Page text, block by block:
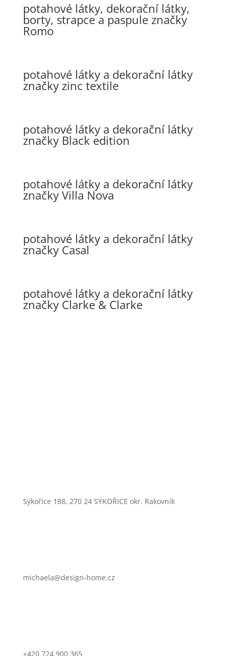
potahové látky, dekorační látky,
borty, strapce a paspule značky
Romo
potahové látky a dekorační látky
značky zinc textile
potahové látky a dekorační látky
značky Black edition
potahové látky a dekorační látky
značky Villa Nova
potahové látky a dekorační látky
značky Casal
potahové látky a dekorační látky
značky Clarke & Clarke
Sýkořice 188, 270 24 SÝKOŘICE okr. Rakovník
michaela@design-home.cz
+420 724 900 365